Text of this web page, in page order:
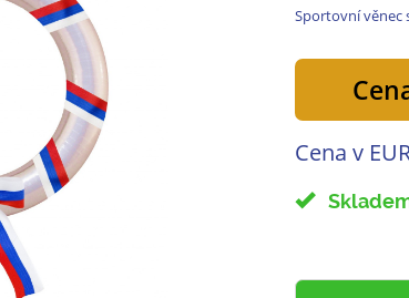
Sportovní věnec
Cena v